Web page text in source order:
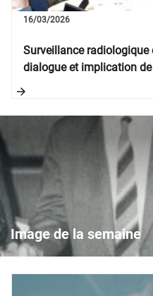
Image de la semaine
Surveillance radiologique
dialogue et implication
16/03/2026